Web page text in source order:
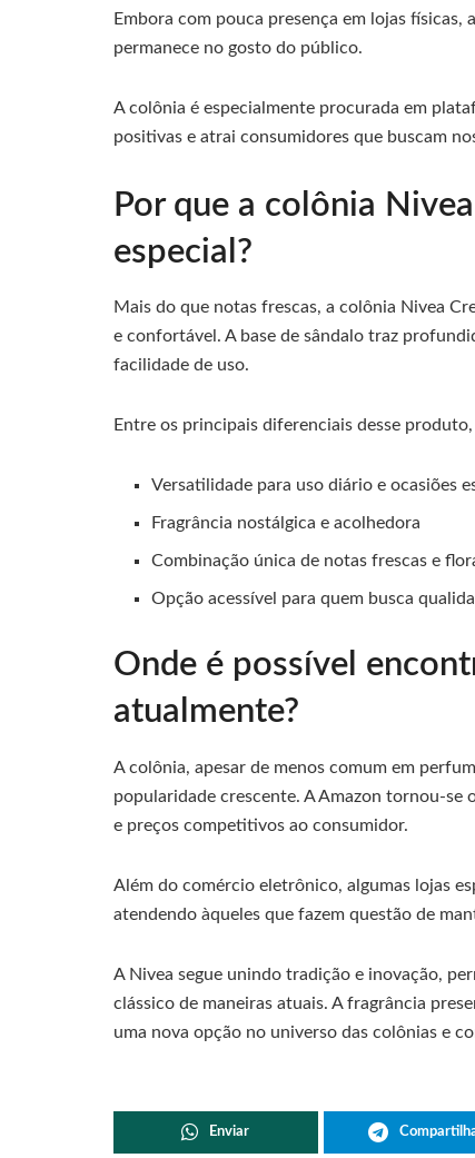
Embora com pouca presença em lojas
permanece no gosto do público.
A colônia é especialmente procurada em
positivas e atrai consumidores que buscam
Por que a colônia
especial?
Mais do que notas frescas, a colônia Nivea
e confortável. A base de sândalo traz
facilidade de uso.
Entre os principais diferenciais desse
Versatilidade para uso diário e ocasiões
Fragrância nostálgica e acolhedora
Combinação única de notas frescas e
Opção acessível para quem busca
Onde é possível
atualmente?
A colônia, apesar de menos comum em
popularidade crescente. A Amazon tornou-se
e preços competitivos ao consumidor.
Além do comércio eletrônico, algumas lojas
atendendo àqueles que fazem questão de
A Nivea segue unindo tradição e inovação,
clássico de maneiras atuais. A fragrância
uma nova opção no universo das colônias e
Enviar